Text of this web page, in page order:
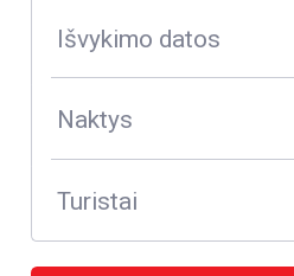
Išvykimo datos
Naktys
Turistai